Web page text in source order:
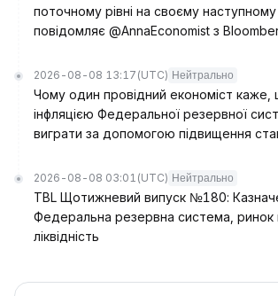
поточному рівні на своєму наступному
повідомляє @AnnaEconomist з
2026-08-08 13:17 (UTC) Нейтрально
Чому один провідний економіст
інфляцією Федеральної резервної
виграти за допомогою підвищення
2026-08-08 03:01 (UTC) Нейтрально
TBL Щотижневий випуск №180:
Федеральна резервна система, ринок
ліквідність